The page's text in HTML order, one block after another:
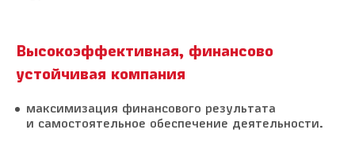
Высокоэффективная, финансово
устойчивая компания
максимизация финансового результата
и самостоятельное обеспечение деятельности.